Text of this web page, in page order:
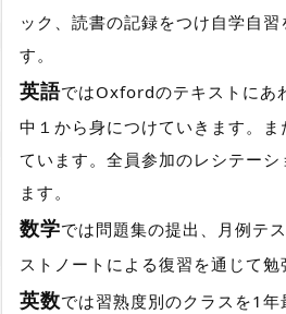
ック、読書の記録をつけ自学自習
す。
英語ではOxfordのテキストにあ
中１から身につけていきます。
ています。全員参加のレシテーシ
ます。
数学では問題集の提出、月例テ
ストノートによる復習を通じて勉
英数では習熟度別のクラスを1